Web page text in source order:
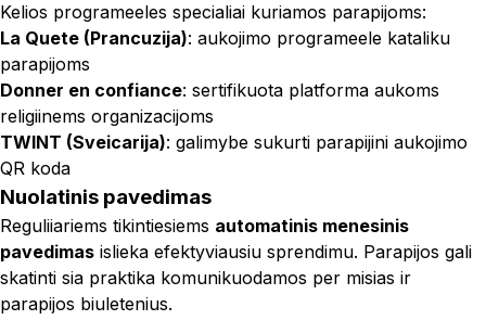
Kelios programeeles specialiai kuriamos parapijoms:
La Quete (Prancuzija): aukojimo programeele kataliku
parapijoms
Donner en confiance: sertifikuota platforma aukoms
religiinems organizacijoms
TWINT (Sveicarija): galimybe sukurti parapijini aukojimo
QR koda
Nuolatinis pavedimas
Reguliiariems tikintiesiems automatinis menesinis
pavedimas islieka efektyviausiu sprendimu. Parapijos gali
skatinti sia praktika komunikuodamos per misias ir
parapijos biuletenius.